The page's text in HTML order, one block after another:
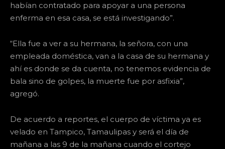
habían contratado para apoyar a una persona
enferma en esa casa, se está investigando”.
“Ella fue a ver a su hermana, la señora, con una
empleada doméstica, van a la casa de su hermana y
ahí es donde se da cuenta, no tenemos evidencia de
bala sino de golpes, la muerte fue por asfixia”,
agregó.
De acuerdo a reportes, el cuerpo de víctima ya es
velado en Tampico, Tamaulipas y será el día de
mañana a las 9 de la mañana cuando el cortejo